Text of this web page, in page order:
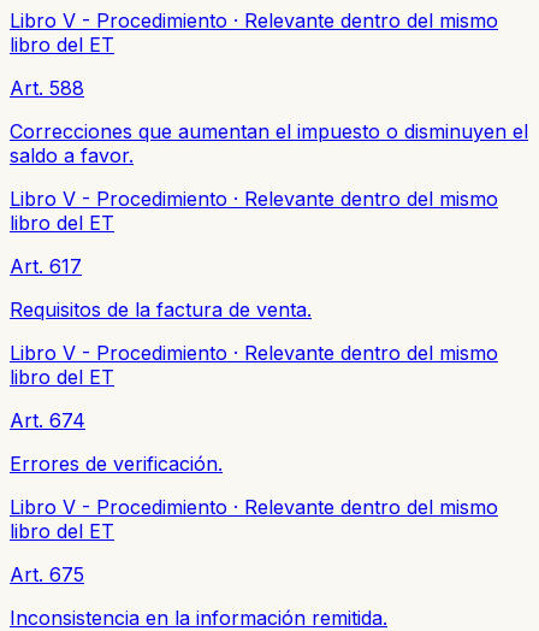
Libro V - Procedimiento · Relevante dentro del mismo
libro del ET
Art. 588
Correcciones que aumentan el impuesto o disminuyen el
saldo a favor.
Libro V - Procedimiento · Relevante dentro del mismo
libro del ET
Art. 617
Requisitos de la factura de venta.
Libro V - Procedimiento · Relevante dentro del mismo
libro del ET
Art. 674
Errores de verificación.
Libro V - Procedimiento · Relevante dentro del mismo
libro del ET
Art. 675
Inconsistencia en la información remitida.